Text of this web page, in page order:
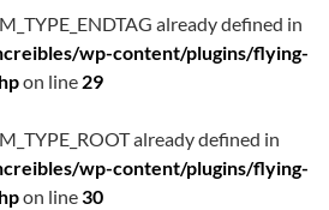
already defined in
wp-content/plugins/flying-
on line 29
already defined in
wp-content/plugins/flying-
on line30